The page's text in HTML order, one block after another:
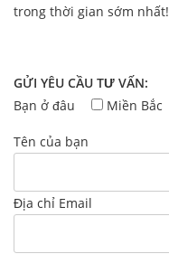
trong thời gian sớm nhất!
GỬI YÊU CẦU TƯ VẤN:
Bạn ở đâu
Miền Bắc
Tên của bạn
Địa chỉ Email